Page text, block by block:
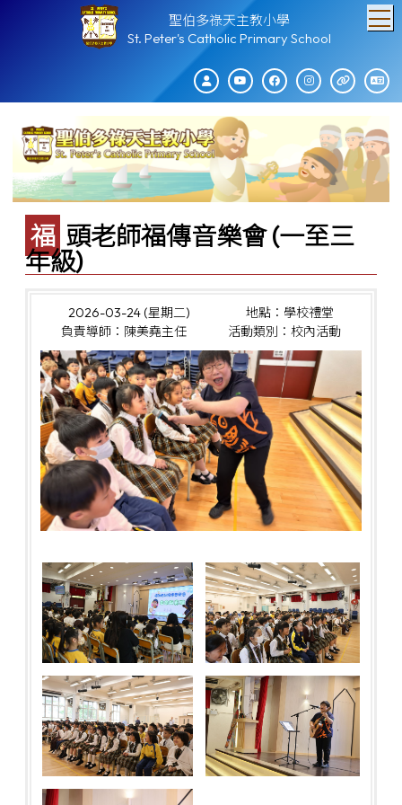
聖伯多祿天主教小學
St. Peter's Catholic Primary School
福頭老師福傳音樂會 (一至三
年級)
2026-03-24 (星期二)
地點：學校禮堂
負責導師：陳美堯主任
活動類別：校內活動